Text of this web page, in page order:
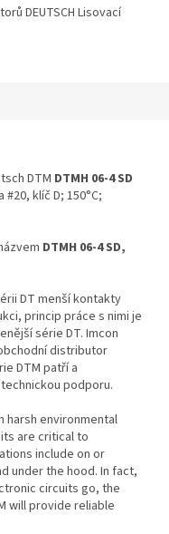
DEUTSCH Lisovací
DTM DTMH 06-4 SD
klíč D; 150°C;
DTMH 06-4 SD,
DT menší kontakty
princip práce s nimi je
série DT. Imcon
distributor
DTM patří a
podporu.
harsh environmental
are critical to
include on or
under the hood. In fact,
circuits go, the
will provide reliable